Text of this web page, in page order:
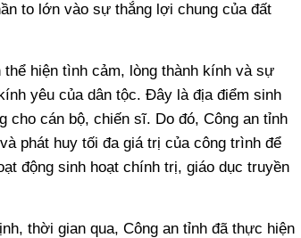
to lớn vào sự thắng lợi chung của đất
hiện tình cảm, lòng thành kính và sự
yêu của dân tộc. Đây là địa điểm sinh
cán bộ, chiến sĩ. Do đó, Công an tỉnh
phát huy tối đa giá trị của công trình để
động sinh hoạt chính trị, giáo dục truyền
thời gian qua, Công an tỉnh đã thực hiện